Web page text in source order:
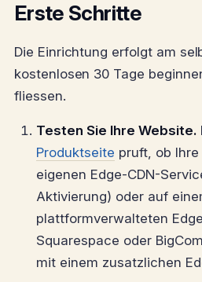
Erste Schritte
Die Einrichtung erfolgt am
kostenlosen 30 Tage
fliessen.
Testen Sie Ihre Website.
Produktseite pruft, ob
eigenen Edge-CDN-
Aktivierung) oder auf
plattformverwalteten
Squarespace oder
mit einem zusatzlichen